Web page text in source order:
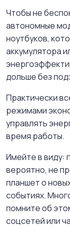
Чтобы не
автономные
ноутбуков,
аккумулятора
дольше без
Практически
режимами
управлять
время работы.
Имейте в виду:
вероятно, не
планшет о
событиях.
помните об
соцсетей или